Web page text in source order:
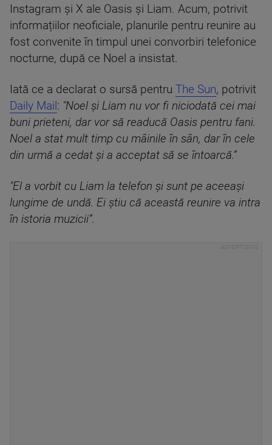
Instagram și X ale Oasis și Liam. Acum, potrivit
informațiilor neoficiale, planurile pentru reunire au
fost convenite în timpul unei convorbiri telefonice
nocturne, după ce Noel a insistat.
Iată ce a declarat o sursă pentru The Sun, potrivit
Daily Mail : "Noel și Liam nu vor fi niciodată cei mai
buni prieteni, dar vor să readucă Oasis pentru fani.
Noel a stat mult timp cu mâinile în sân, dar în cele
din urmă a cedat și a acceptat să se întoarcă.”
"El a vorbit cu Liam la telefon și sunt pe aceeași
lungime de undă. Ei știu că această reunire va intra
în istoria muzicii”.